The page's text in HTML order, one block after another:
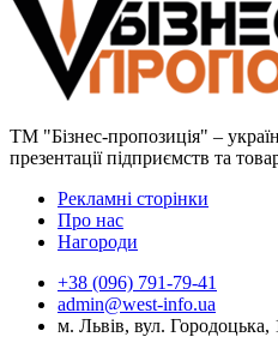
ТМ "Бізнес-пропозиція" –
презентації підприємств та
Рекламні сторінки
Про нас
Нагороди
+38 (096) 791-79-41
admin@west-info.ua
м. Львів, вул. Городоцька,